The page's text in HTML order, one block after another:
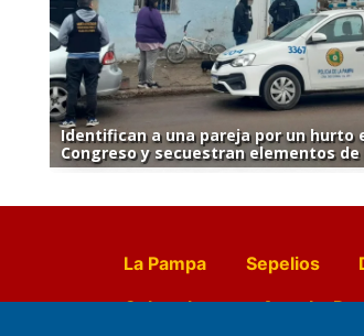
Identifican a una pareja por un hurto
Congreso y secuestran elementos
La Pampa Sepelios
Culturales
Agro La